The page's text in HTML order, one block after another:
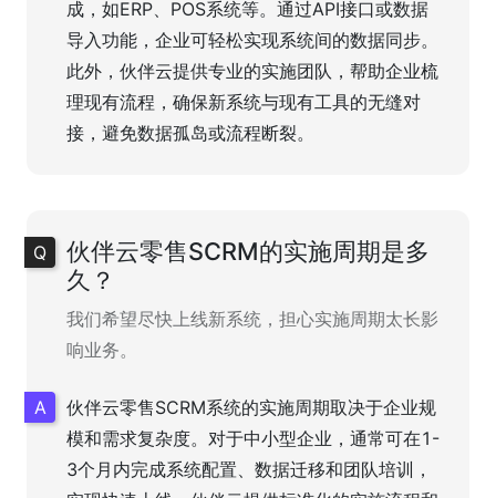
成，如ERP、POS系统等。通过API接口或数据
导入功能，企业可轻松实现系统间的数据同步。
此外，伙伴云提供专业的实施团队，帮助企业梳
理现有流程，确保新系统与现有工具的无缝对
接，避免数据孤岛或流程断裂。
伙伴云零售SCRM的实施周期是多
久？
我们希望尽快上线新系统，担心实施周期太长影
响业务。
伙伴云零售SCRM系统的实施周期取决于企业规
模和需求复杂度。对于中小型企业，通常可在1-
3个月内完成系统配置、数据迁移和团队培训，